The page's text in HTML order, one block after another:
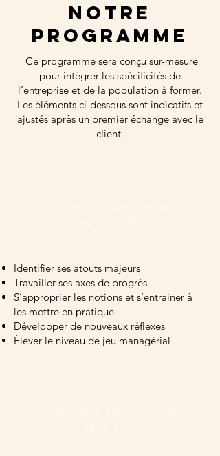
nOTRE
PROGRAMME
Ce programme sera conçu sur-mesure
pour intégrer les spécificités de
l’entreprise et de la population à former.
Les éléments ci-dessous sont indicatifs et
ajustés après un premier échange avec le
client.
Identifier ses atouts majeurs
Travailler ses axes de progrès
S’approprier les notions et s’entrainer à
les mettre en pratique
Développer de nouveaux réflexes
Élever le niveau de jeu managérial